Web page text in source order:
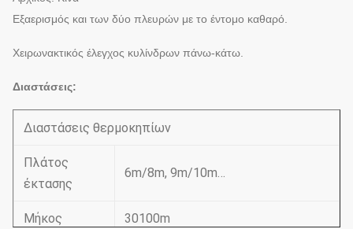
Εξαερισμός και των δύο πλευρών με το έντομο καθαρό.
Χειρωνακτικός έλεγχος κυλίνδρων πάνω-κάτω.
Διαστάσεις:
Διαστάσεις θερμοκηπίων
Πλάτος
έκτασης
6m/8m, 9m/10m…
Μήκος 30100m